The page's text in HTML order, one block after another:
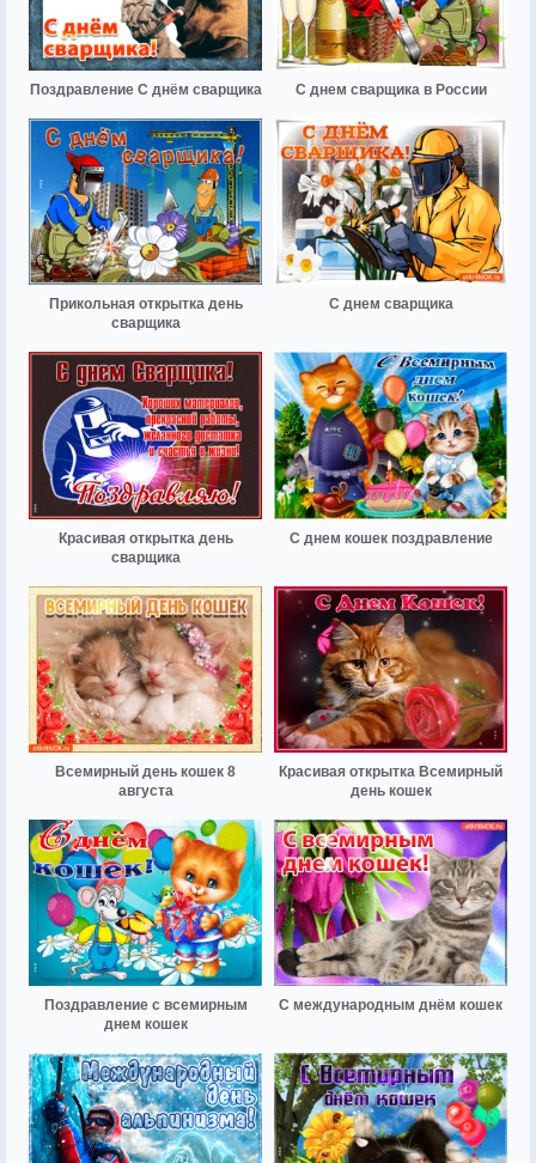
Поздравление С днём сварщика С днем сварщика в России
Прикольная открытка день
сварщика
С днем сварщика
Красивая открытка день
сварщика
С днем кошек поздравление
Всемирный день кошек 8
августа
Красивая открытка Всемирный
день кошек
Поздравление с всемирным
днем кошек
С международным днём кошек